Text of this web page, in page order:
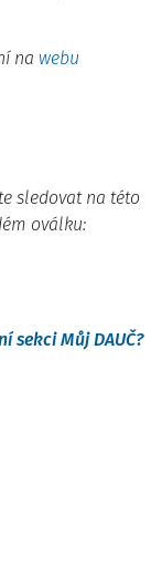
na webu
sledovat na této
oválku:
sekci Můj DAUČ?